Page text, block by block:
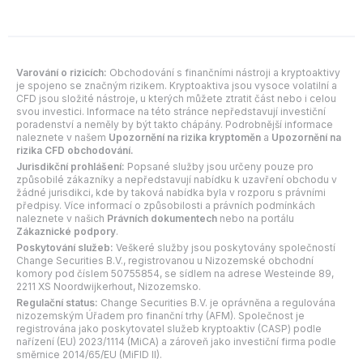
Varování o rizicích: Obchodování s finančními nástroji a kryptoaktivy
je spojeno se značným rizikem. Kryptoaktiva jsou vysoce volatilní a
CFD jsou složité nástroje, u kterých můžete ztratit část nebo i celou
svou investici. Informace na této stránce nepředstavují investiční
poradenství a neměly by být takto chápány. Podrobnější informace
naleznete v našem Upozornění na rizika kryptoměn a Upozornění na
rizika CFD obchodování.
Jurisdikční prohlášení: Popsané služby jsou určeny pouze pro
způsobilé zákazníky a nepředstavují nabídku k uzavření obchodu v
žádné jurisdikci, kde by taková nabídka byla v rozporu s právními
předpisy. Více informací o způsobilosti a právních podmínkách
naleznete v našich Právních dokumentech nebo na portálu
Zákaznické podpory.
Poskytování služeb: Veškeré služby jsou poskytovány společností
Change Securities B.V., registrovanou u Nizozemské obchodní
komory pod číslem 50755854, se sídlem na adrese Westeinde 89,
2211 XS Noordwijkerhout, Nizozemsko.
Regulační status: Change Securities B.V. je oprávněna a regulována
nizozemským Úřadem pro finanční trhy (AFM). Společnost je
registrována jako poskytovatel služeb kryptoaktiv (CASP) podle
nařízení (EU) 2023/1114 (MiCA) a zároveň jako investiční firma podle
směrnice 2014/65/EU (MiFID II).